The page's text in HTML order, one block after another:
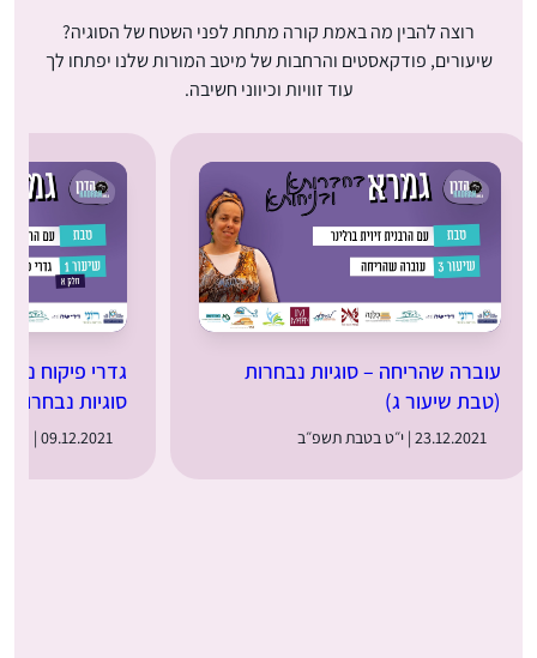
רוצה להבין מה באמת קורה מתחת לפני השטח של הסוגיה?
שיעורים, פודקאסטים והרחבות של מיטב המורות שלנו יפתחו לך
עוד זוויות וכיווני חשיבה.
עוברה שהריחה – סוגיות נבחרות
(טבת שיעור ג)
23.12.2021 | י״ט בטבת תשפ״ב
גדרי פיקוח
סוגיות
09.12.2021 | ה׳ בטבת תשפ״ב